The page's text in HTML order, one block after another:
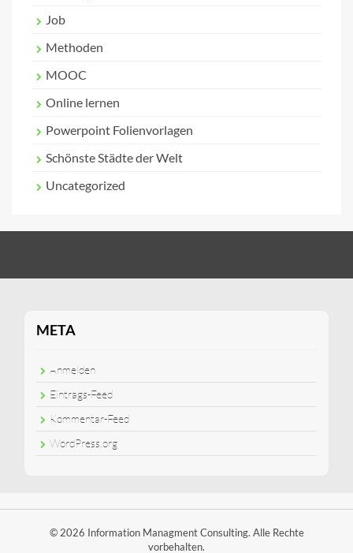
Job
Methoden
MOOC
Online lernen
Powerpoint Folienvorlagen
Schönste Städte der Welt
Uncategorized
META
Anmelden
Eintrags-Feed
Kommentar-Feed
WordPress.org
© 2026 Information Managment Consulting. Alle Rechte
vorbehalten.